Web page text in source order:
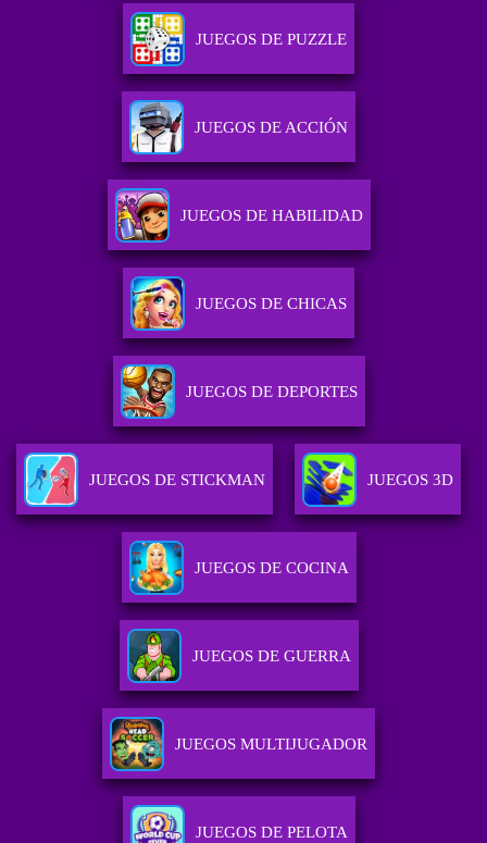
JUEGOS DE PUZZLE
JUEGOS DE ACCIÓN
JUEGOS DE HABILIDAD
JUEGOS DE CHICAS
JUEGOS DE DEPORTES
JUEGOS DE STICKMAN JUEGOS 3D
JUEGOS DE COCINA
JUEGOS DE GUERRA
JUEGOS MULTIJUGADOR
JUEGOS DE PELOTA